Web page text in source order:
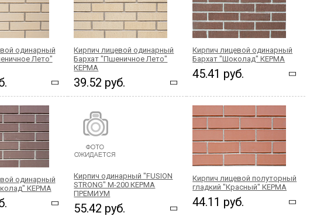
одинарный
Лето"
Кирпич лицевой одинарный
Бархат "Пшеничное Лето"
КЕРМА
39.52 руб.
Кирпич лицевой одинарный
Бархат "Шоколад" КЕРМА
45.41 руб.
одинарный
КЕРМА
Кирпич одинарный "FUSION
STRONG" М-200 КЕРМА
ПРЕМИУМ
55.42 руб.
Кирпич лицевой полуторный
гладкий "Красный" КЕРМА
44.11 руб.